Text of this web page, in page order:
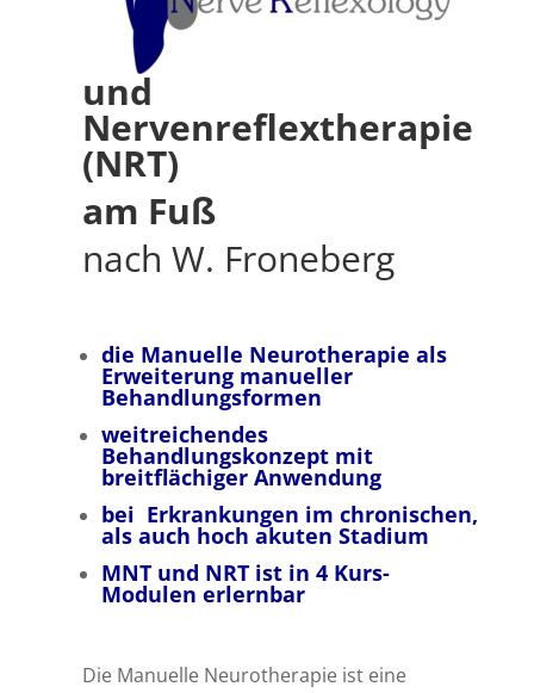
und
Nervenreflextherapie
(NRT)
am Fuß
nach W. Froneberg
die Manuelle Neurotherapie als
Erweiterung manueller
Behandlungsformen
weitreichendes
Behandlungskonzept mit
breitflächiger Anwendung
bei Erkrankungen im chronischen,
als auch hoch akuten Stadium
MNT und NRT ist in 4 Kurs-
Modulen erlernbar
Die Manuelle Neurotherapie ist eine